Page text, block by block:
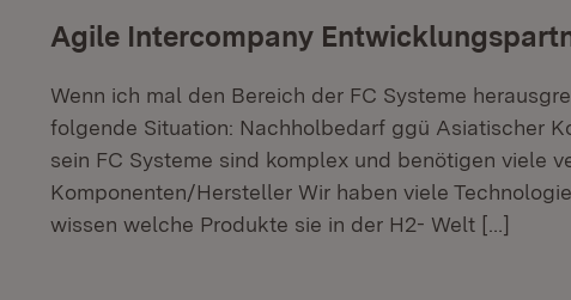
Agile Intercompany
Wenn ich mal den Bereich der FC Systeme
folgende Situation: Nachholbedarf ggü Asiatischer
sein FC Systeme sind komplex und benötigen viele
Komponenten/Hersteller Wir haben viele
wissen welche Produkte sie in der H2- Welt […]